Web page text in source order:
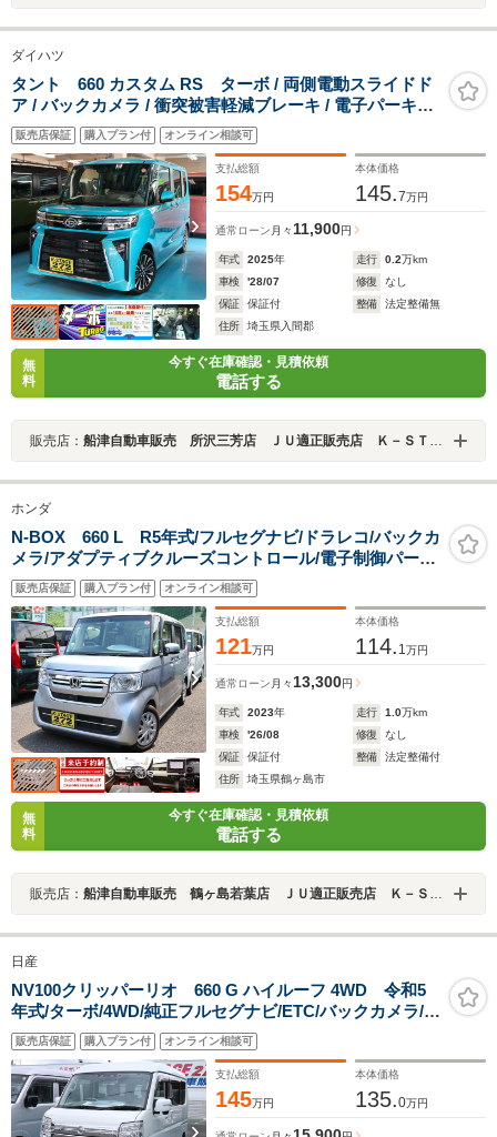
ダイハツ
タント 660 カスタム RS ターボ / 両側電動スライドド
ア / バックカメラ / 衝突被害軽減ブレーキ / 電子パーキン
グ / LEDヘッドライト / ミラクルオープンドア / シートヒ
ーター / スマートキー / 走行2129km
販売店保証 購入プラン付 オンライン相談可
支払総額
154万円
本体価格
145.7万円
通常ローン 月々11,900円
年式 2025年 走行 0.2万km
車検
'28/07 修復
なし
保証
保証付 整備
法定整備無
住所
埼玉県入間郡
無
料
今すぐ在庫確認・見積依頼
電話する
販売店： 船津自動車販売 所沢三芳店 ＪＵ適正販売店 Ｋ－ＳＴＡＧＥ２７２
ホンダ
N-BOX 660 L R5年式/フルセグナビ/ドラレコ/バックカ
メラ/アダプティブクルーズコントロール/電子制御パーキ
ング/両側電動スライドドア/衝突被害軽減ブレーキ/LEDヘ
ッドライト/ソナーセンサー/シートヒーター/後席テーブル
販売店保証 購入プラン付 オンライン相談可
支払総額
121万円
本体価格
114. 1万円
通常ローン 月々13,300円
年式 2023年 走行 1.0万km
車検
'26/08 修復
なし
保証
保証付 整備
法定整備付
住所
埼玉県鶴ヶ島市
無
料
今すぐ在庫確認・見積依頼
電話する
販売店： 船津自動車販売 鶴ヶ島若葉店 ＪＵ適正販売店 Ｋ－ＳＴＡＧＥ２７２
日産
NV100クリッパーリオ 660 G ハイルーフ 4WD 令和5
年式/ターボ/4WD/純正フルセグナビ/ETC/バックカメラ/ナ
ビ連動ドラレコ/両側パワースライドドア/オートステップ/
衝突軽減ブレーキ/ソナーセンサー/シートヒーター/リアヒ
ーター/キーフリー/HIDライト
販売店保証 購入プラン付 オンライン相談可
支払総額
145万円
本体価格
135.0万円